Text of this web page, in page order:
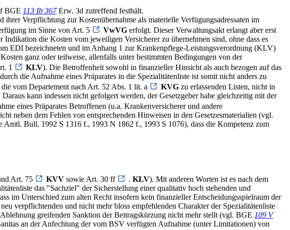
BGE 113 Ib 367Erw. 3d zutreffend festhält.
Verpflichtung zur Kostenübernahme als materielle Verfügungsadressaten im
im Sinne von Art. 5
VwVG erfolgt. Dieser Verwaltungsakt erlangt aber erst
die Kosten vom jeweiligen Versicherer zu übernehmen sind, ohne dass es
EDI bezeichneten und im Anhang 1 zur Krankenpflege-Leistungsverordnung (KLV)
ganz oder teilweise, allenfalls unter bestimmten Bedingungen von der
1 KLV). Die Betroffenheit sowohl in finanzieller Hinsicht als auch bezogen auf das
die Aufnahme eines Präparates in die Spezialitätenliste ist somit nicht anders zu
vom Departement nach Art. 52 Abs. 1 lit. a
KVG zu erlassenden Listen, nicht in
kann indessen nicht gefolgert werden, der Gesetzgeber habe gleichzeitig mit der
eines Präparates Betroffenen (u.a. Krankenversicherer und andere
neben dem Fehlen von entsprechenden Hinweisen in den Gesetzesmaterialien (vgl.
Amtl. Bull. 1992 S 1316 f., 1993 N 1862 f., 1993 S 1076), dass die Kompetenz zum
Art. 75 KVV sowie Art. 30 ff . KLV). Mit anderen Worten ist es nach dem
das "Sachziel" der Sicherstellung einer qualitativ hoch stehenden und
im Unterschied zum alten Recht insofern kein finanzieller Entscheidungsspielraum der
verpflichtenden und nicht mehr bloss empfehlenden Charakter der Spezialitätenliste
greifenden Sanktion der Beitragskürzung nicht mehr stellt (vgl. BGE 109 V
an der Anfechtung der vom BSV verfügten Aufnahme (unter Limitationen) von